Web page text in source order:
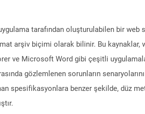
tarafından oluşturulabilen bir
arşiv biçimi olarak bilinir. Bu kaynaklar,
ve Microsoft Word gibi çeşitli
gözlemlenen sorunların
spesifikasyonlara benzer şekilde, düz